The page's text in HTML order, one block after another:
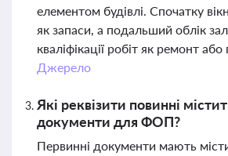
елементом будівлі. Спочатку
як запаси, а подальший облік
кваліфікації робіт як ремонт
Джерело
Які реквізити повинні
документи для ФОП?
Первинні документи мають